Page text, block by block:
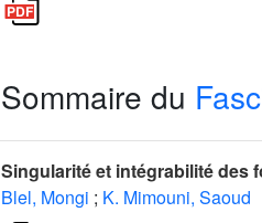
Sommaire du
Singularité et intégrabilité
Blel, Mongi ; K. Mimouni, Saoud